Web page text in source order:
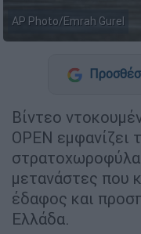
AP Photo/Emrah Gurel
Βίντεο
OPEN εμφανίζει
μετανάστες που
έδαφος και
Ελλάδα.